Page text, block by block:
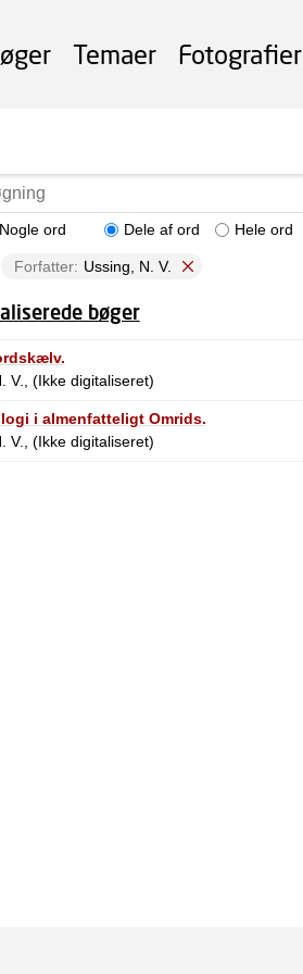
Temaer Fotografier
Nogle ord Dele af ord Hele ord
Forfatter: Ussing, N. V.
bøger
V., (Ikke digitaliseret)
i almenfatteligt Omrids.
V., (Ikke digitaliseret)